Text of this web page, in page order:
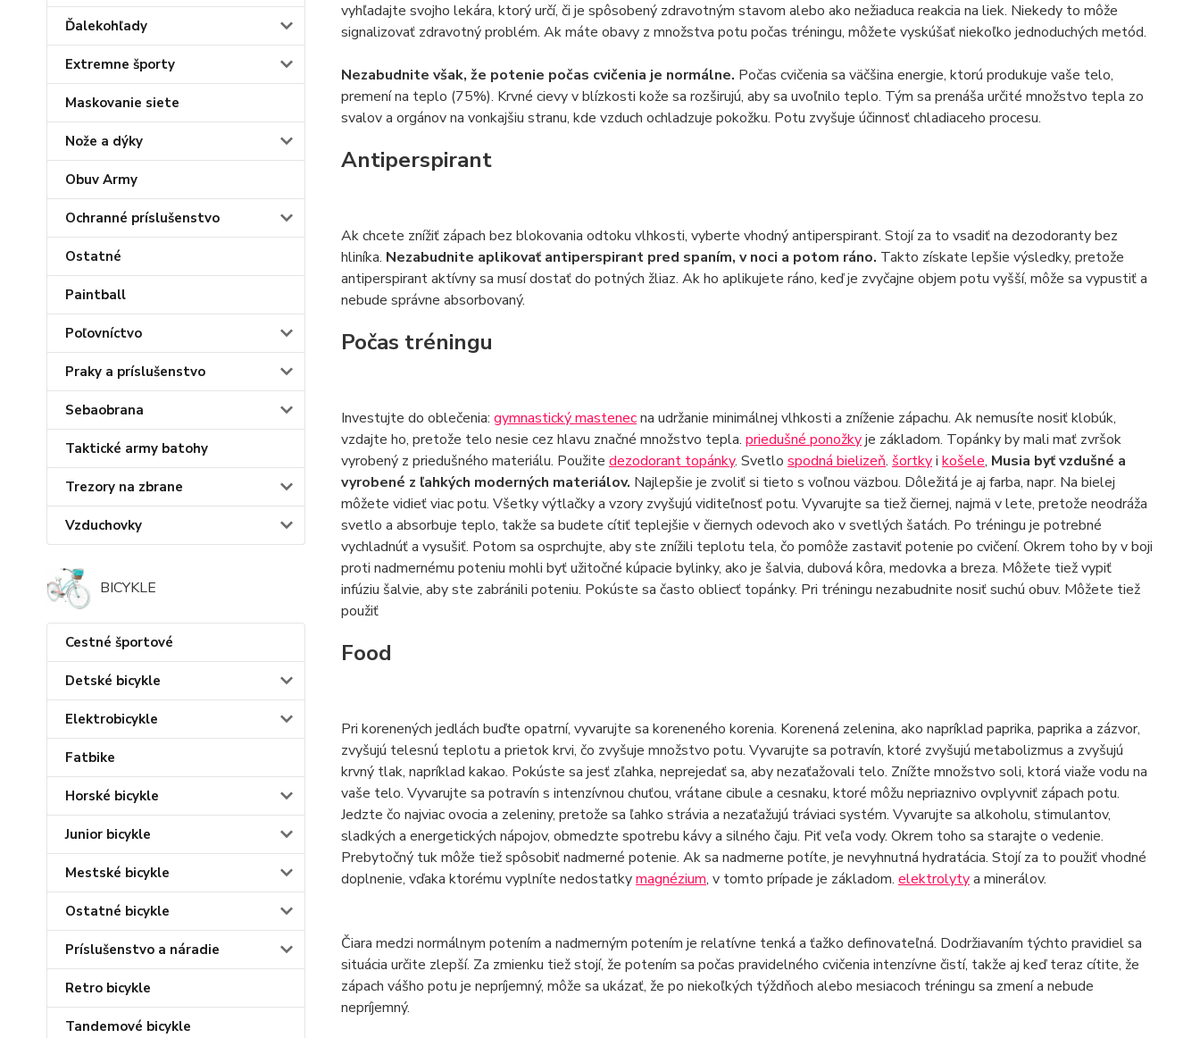
Ďalekohľady
Extremne športy
Maskovanie siete
Nože a dýky
Obuv Army
Ochranné príslušenstvo
Ostatné
Paintball
Poľovníctvo
Praky a príslušenstvo
Sebaobrana
Taktické army batohy
Trezory na zbrane
Vzduchovky
BICYKLE
Cestné športové
Detské bicykle
Elektrobicykle
Fatbike
Horské bicykle
Junior bicykle
Mestské bicykle
Ostatné bicykle
Príslušenstvo a náradie
Retro bicykle
Tandemové bicykle
vyhľadajte svojho lekára, ktorý určí, či je spôsobený zdravotným stavom alebo ako nežiaduca reakcia na liek. Niekedy to môže
signalizovať zdravotný problém. Ak máte obavy z množstva potu počas tréningu, môžete vyskúšať niekoľko jednoduchých metód.
Nezabudnite však, že potenie počas cvičenia je normálne. Počas cvičenia sa väčšina energie, ktorú produkuje vaše telo,
premení na teplo (75%). Krvné cievy v blízkosti kože sa rozširujú, aby sa uvoľnilo teplo. Tým sa prenáša určité množstvo tepla zo
svalov a orgánov na vonkajšiu stranu, kde vzduch ochladzuje pokožku. Potu zvyšuje účinnosť chladiaceho procesu.
Antiperspirant
Ak chcete znížiť zápach bez blokovania odtoku vlhkosti, vyberte vhodný antiperspirant. Stojí za to vsadiť na dezodoranty bez
hliníka. Nezabudnite aplikovať antiperspirant pred spaním, v noci a potom ráno. Takto získate lepšie výsledky, pretože
antiperspirant aktívny sa musí dostať do potných žliaz. Ak ho aplikujete ráno, keď je zvyčajne objem potu vyšší, môže sa vypustiť a
nebude správne absorbovaný.
Počas tréningu
Investujte do oblečenia: gymnastický mastenecna udržanie minimálnej vlhkosti a zníženie zápachu. Ak nemusíte nosiť klobúk,
vzdajte ho, pretože telo nesie cez hlavu značné množstvo tepla. priedušné ponožkyje základom. Topánky by mali mať zvršok
vyrobený z priedušného materiálu. Použite dezodorant topánky. Svetlo spodná bielizeň. šortkyi košele, Musia byť vzdušné a
vyrobené z ľahkých moderných materiálov. Najlepšie je zvoliť si tieto s voľnou väzbou. Dôležitá je aj farba, napr. Na bielej
môžete vidieť viac potu. Všetky výtlačky a vzory zvyšujú viditeľnosť potu. Vyvarujte sa tiež čiernej, najmä v lete, pretože neodráža
svetlo a absorbuje teplo, takže sa budete cítiť teplejšie v čiernych odevoch ako v svetlých šatách. Po tréningu je potrebné
vychladnúť a vysušiť. Potom sa osprchujte, aby ste znížili teplotu tela, čo pomôže zastaviť potenie po cvičení. Okrem toho by v boji
proti nadmernému poteniu mohli byť užitočné kúpacie bylinky, ako je šalvia, dubová kôra, medovka a breza. Môžete tiež vypiť
infúziu šalvie, aby ste zabránili poteniu. Pokúste sa často obliecť topánky. Pri tréningu nezabudnite nosiť suchú obuv. Môžete tiež
použiť
Food
Pri korenených jedlách buďte opatrní, vyvarujte sa koreneného korenia. Korenená zelenina, ako napríklad paprika, paprika a zázvor,
zvyšujú telesnú teplotu a prietok krvi, čo zvyšuje množstvo potu. Vyvarujte sa potravín, ktoré zvyšujú metabolizmus a zvyšujú
krvný tlak, napríklad kakao. Pokúste sa jesť zľahka, neprejedať sa, aby nezaťažovali telo. Znížte množstvo soli, ktorá viaže vodu na
vaše telo. Vyvarujte sa potravín s intenzívnou chuťou, vrátane cibule a cesnaku, ktoré môžu nepriaznivo ovplyvniť zápach potu.
Jedzte čo najviac ovocia a zeleniny, pretože sa ľahko strávia a nezaťažujú tráviaci systém. Vyvarujte sa alkoholu, stimulantov,
sladkých a energetických nápojov, obmedzte spotrebu kávy a silného čaju. Piť veľa vody. Okrem toho sa starajte o vedenie.
Prebytočný tuk môže tiež spôsobiť nadmerné potenie. Ak sa nadmerne potíte, je nevyhnutná hydratácia. Stojí za to použiť vhodné
doplnenie, vďaka ktorému vyplníte nedostatkymagnézium, v tomto prípade je základom. elektrolytya minerálov.
Čiara medzi normálnym potením a nadmerným potením je relatívne tenká a ťažko definovateľná. Dodržiavaním týchto pravidiel sa
situácia určite zlepší. Za zmienku tiež stojí, že potením sa počas pravidelného cvičenia intenzívne čistí, takže aj keď teraz cítite, že
zápach vášho potu je nepríjemný, môže sa ukázať, že po niekoľkých týždňoch alebo mesiacoch tréningu sa zmení a nebude
nepríjemný.